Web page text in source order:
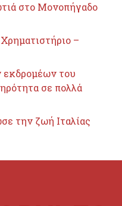
στο Μονοπήγαδο
–
εκδρομέων του
σε πολλά
την ζωή Ιταλίας